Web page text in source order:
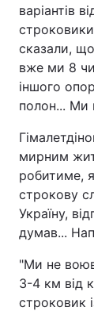
варіантів
сказали,
вже ми 8
іншого
полон... Ми
мирним
робитиме,
строкову
Україну,
думав...
"Ми не
3-4 км від
строковик